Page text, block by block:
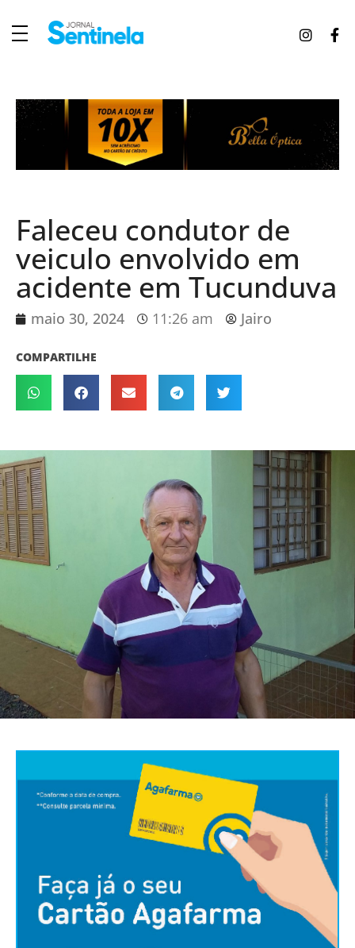
Faleceu condutor de
veiculo envolvido em
acidente em Tucunduva
maio 30, 2024 11:26 am Jairo
COMPARTILHE